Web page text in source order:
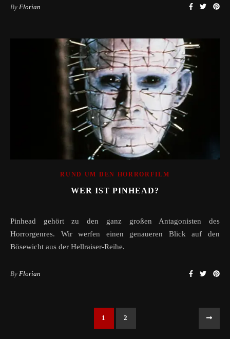
By Florian
RUND UM DEN HORRORFILM
WER IST PINHEAD?
Pinhead gehört zu den ganz großen Antagonisten des
Horrorgenres. Wir werfen einen genaueren Blick auf den
Bösewicht aus der Hellraiser-Reihe.
By Florian
1 2